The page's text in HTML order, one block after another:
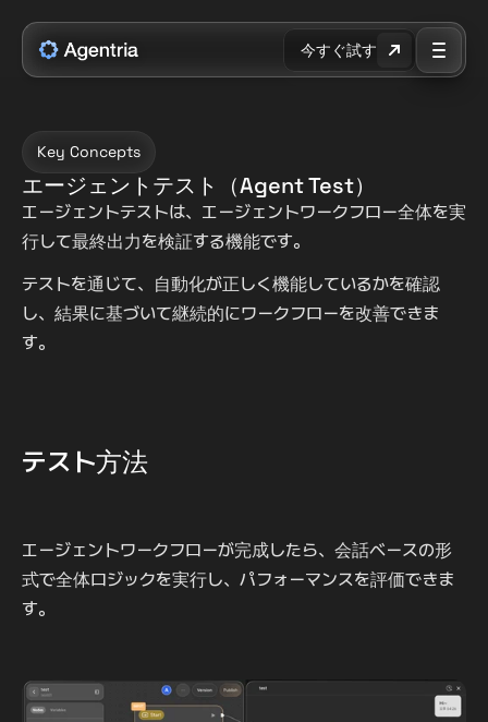
Key Concepts
エージェントテスト（Agent Test）
エージェントテストは、エージェントワークフロー全体を実
行して最終出力を検証する機能です。
テストを通じて、自動化が正しく機能しているかを確認
し、結果に基づいて継続的にワークフローを改善できま
す。
テスト方法
エージェントワークフローが完成したら、会話ベースの形
式で全体ロジックを実行し、パフォーマンスを評価できま
す。
今すぐ試す